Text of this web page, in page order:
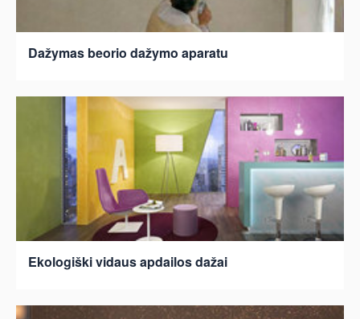
Dažymas beorio dažymo aparatu
Ekologiški vidaus apdailos dažai